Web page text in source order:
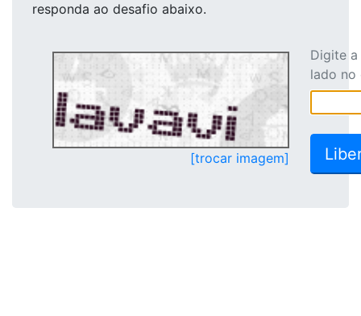
responda ao desafio abaixo.
[trocar imagem]
Digite
lado no